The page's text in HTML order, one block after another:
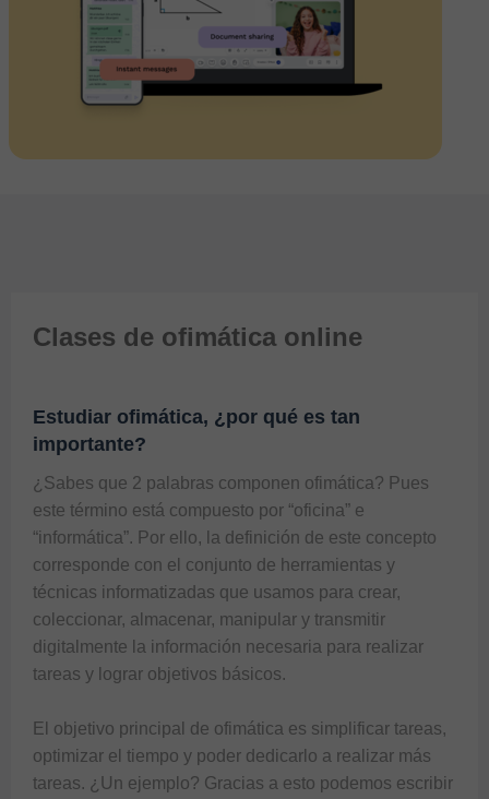
Clases de ofimática online
Estudiar ofimática, ¿por qué es tan
importante?
¿Sabes que 2 palabras componen ofimática? Pues
este término está compuesto por “oficina” e
“informática”. Por ello, la definición de este concepto
corresponde con el conjunto de herramientas y
técnicas informatizadas que usamos para crear,
coleccionar, almacenar, manipular y transmitir
digitalmente la información necesaria para realizar
tareas y lograr objetivos básicos.
El objetivo principal de ofimática es simplificar tareas,
optimizar el tiempo y poder dedicarlo a realizar más
tareas. ¿Un ejemplo? Gracias a esto podemos escribir